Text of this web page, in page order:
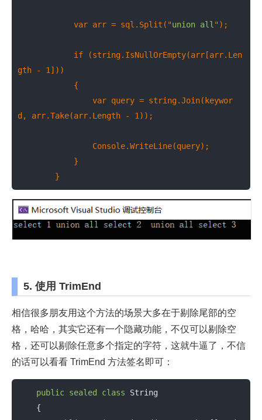
var arr = sql.Split("union all ");
if (string.IsNullOrEmpty(arr[arr.Len
gth - 1]))
{
var query = string.Join(keywor
d, arr.Take(arr.Length - 1));
Console.WriteLine(query);
}
}
5. 使用 TrimEnd
相信很多朋友用这个方法的场景大多在于剔除尾部的空
格，哈哈，其实它还有一个隐藏功能，不仅可以剔除空
格，还可以剔除任意多个指定的字符，这就牛逼了，不信
的话可以看看 TrimEnd 方法签名即可：
public sealed class String
{